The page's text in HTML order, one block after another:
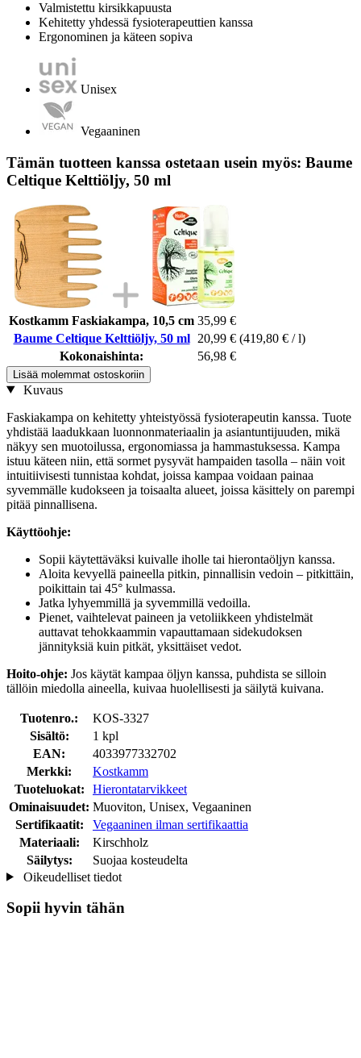
Valmistettu kirsikkapuusta
Kehitetty yhdessä fysioterapeuttien kanssa
Ergonominen ja käteen sopiva
Unisex
Vegaaninen
Tämän tuotteen kanssa ostetaan usein myös: Baume
Celtique Kelttiöljy, 50 ml
Kostkamm Faskiakampa, 10,5 cm 35,99 €
Baume Celtique Kelttiöljy, 50 ml
20,99 € (419,80 € / l)
Kokonaishinta:
56,98 €
Lisää molemmat ostoskoriin
Kuvaus
Faskiakampa on kehitetty yhteistyössä fysioterapeutin kanssa. Tuote
yhdistää laadukkaan luonnonmateriaalin ja asiantuntijuuden, mikä
näkyy sen muotoilussa, ergonomiassa ja hammastuksessa. Kampa
istuu käteen niin, että sormet pysyvät hampaiden tasolla – näin voit
intuitiivisesti tunnistaa kohdat, joissa kampaa voidaan painaa
syvemmälle kudokseen ja toisaalta alueet, joissa käsittely on parempi
pitää pinnallisena.
Käyttöohje:
Sopii käytettäväksi kuivalle iholle tai hierontaöljyn kanssa.
Aloita kevyellä paineella pitkin, pinnallisin vedoin – pitkittäin,
poikittain tai 45° kulmassa.
Jatka lyhyemmillä ja syvemmillä vedoilla.
Pienet, vaihtelevat paineen ja vetoliikkeen yhdistelmät
auttavat tehokkaammin vapauttamaan sidekudoksen
jännityksiä kuin pitkät, yksittäiset vedot.
Hoito-ohje: Jos käytät kampaa öljyn kanssa, puhdista se silloin
tällöin miedolla aineella, kuivaa huolellisesti ja säilytä kuivana.
Tuotenro.:
KOS-3327
Sisältö:
1 kpl
EAN:
4033977332702
Merkki:
Kostkamm
Tuoteluokat:
Hierontatarvikkeet
Ominaisuudet: Muoviton, Unisex, Vegaaninen
Sertifikaatit:
Vegaaninen ilman sertifikaattia
Materiaali:
Kirschholz
Säilytys:
Suojaa kosteudelta
Oikeudelliset tiedot
Sopii hyvin tähän